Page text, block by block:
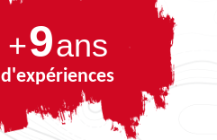
+9ans
d'expériences